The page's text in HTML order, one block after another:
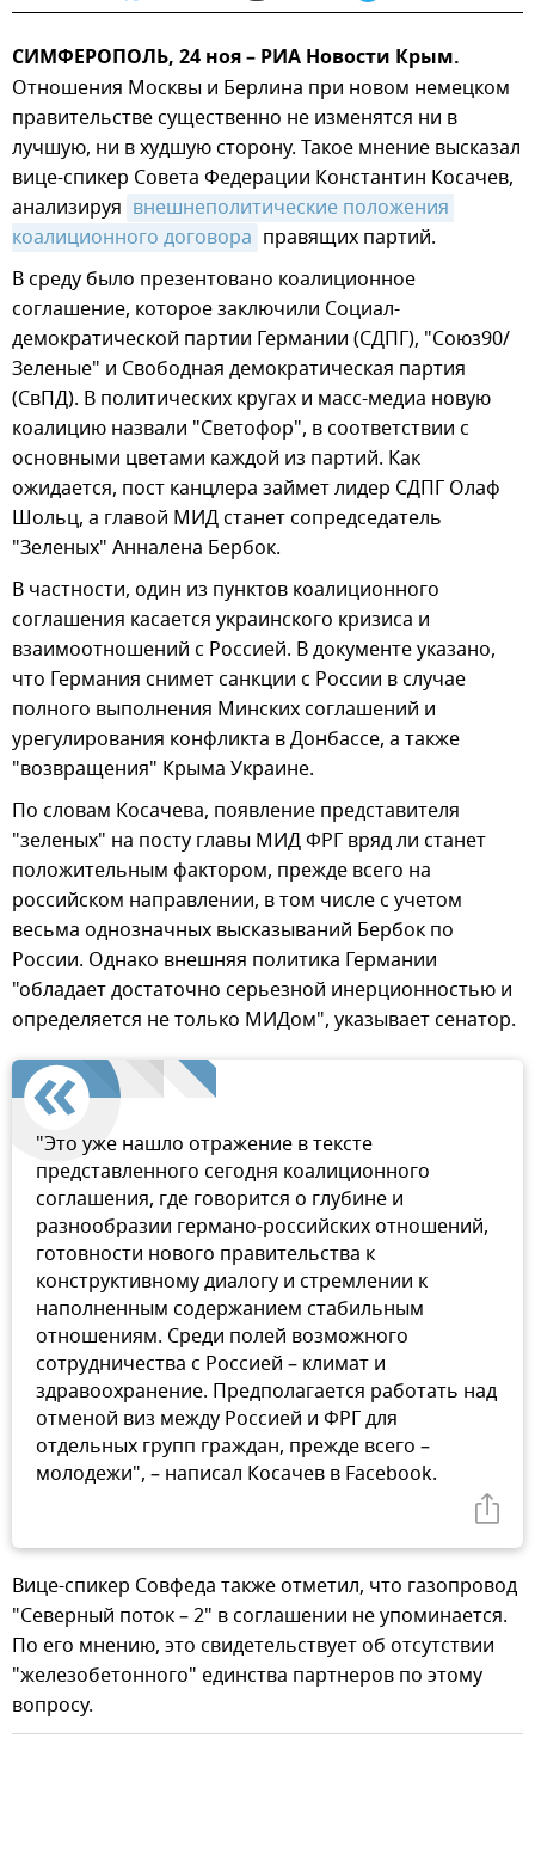
СИМФЕРОПОЛЬ, 24 ноя – РИА Новости Крым.
Отношения Москвы и Берлина при новом немецком
правительстве существенно не изменятся ни в
лучшую, ни в худшую сторону. Такое мнение высказал
вице-спикер Совета Федерации Константин Косачев,
анализируя внешнеполитические положения
коалиционного договора правящих партий.
В среду было презентовано коалиционное
соглашение, которое заключили Социал-
демократической партии Германии (СДПГ), "Союз90/
Зеленые" и Свободная демократическая партия
(СвПД). В политических кругах и масс-медиа новую
коалицию назвали "Светофор", в соответствии с
основными цветами каждой из партий. Как
ожидается, пост канцлера займет лидер СДПГ Олаф
Шольц, а главой МИД станет сопредседатель
"Зеленых" Анналена Бербок.
В частности, один из пунктов коалиционного
соглашения касается украинского кризиса и
взаимоотношений с Россией. В документе указано,
что Германия снимет санкции с России в случае
полного выполнения Минских соглашений и
урегулирования конфликта в Донбассе, а также
"возвращения" Крыма Украине.
По словам Косачева, появление представителя
"зеленых" на посту главы МИД ФРГ вряд ли станет
положительным фактором, прежде всего на
российском направлении, в том числе с учетом
весьма однозначных высказываний Бербок по
России. Однако внешняя политика Германии
"обладает достаточно серьезной инерционностью и
определяется не только МИДом", указывает сенатор.
"Это уже нашло отражение в тексте
представленного сегодня коалиционного
соглашения, где говорится о глубине и
разнообразии германо-российских отношений,
готовности нового правительства к
конструктивному диалогу и стремлении к
наполненным содержанием стабильным
отношениям. Среди полей возможного
сотрудничества с Россией – климат и
здравоохранение. Предполагается работать над
отменой виз между Россией и ФРГ для
отдельных групп граждан, прежде всего –
молодежи", – написал Косачев в Facebook.
Вице-спикер Совфеда также отметил, что газопровод
"Северный поток – 2" в соглашении не упоминается.
По его мнению, это свидетельствует об отсутствии
"железобетонного" единства партнеров по этому
вопросу.